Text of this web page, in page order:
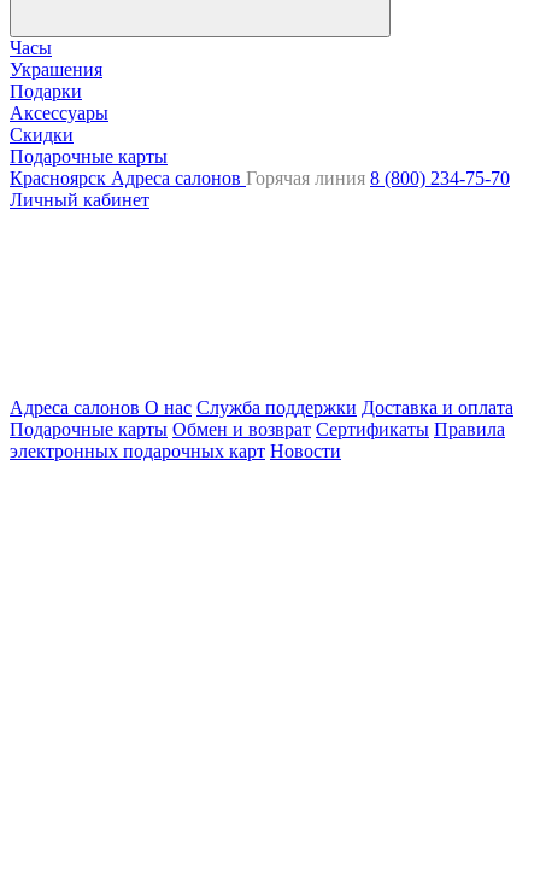
Часы
Украшения
Подарки
Аксессуары
Скидки
Подарочные карты
Красноярск Адреса салонов Горячая линия 8 (800) 234-75-70
Личный кабинет
Адреса салонов О нас Служба поддержки Доставка и оплата
Подарочные карты Обмен и возврат Сертификаты Правила
электронных подарочных карт Новости